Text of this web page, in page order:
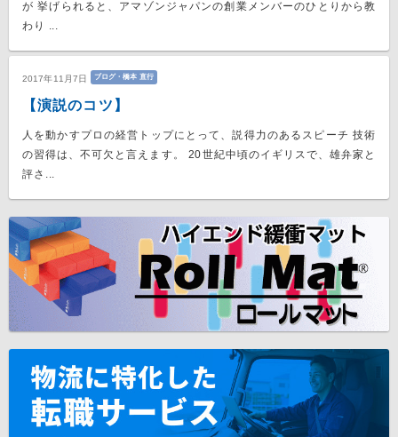
が 挙げられると、アマゾンジャパンの創業メンバーのひとりから教
わり ...
2017年11月7日 ブログ・橋本 直行
【演説のコツ】
人を動かすプロの経営トップにとって、説得力のあるスピーチ 技術
の習得は、不可欠と言えます。 20世紀中頃のイギリスで、雄弁家と
評さ...